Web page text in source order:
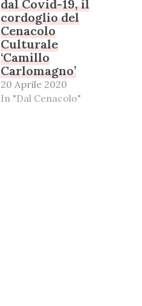
dal Covid-19, il
cordoglio del
Cenacolo
Culturale
‘Camillo
Carlomagno’
20 Aprile 2020
In "Dal Cenacolo"